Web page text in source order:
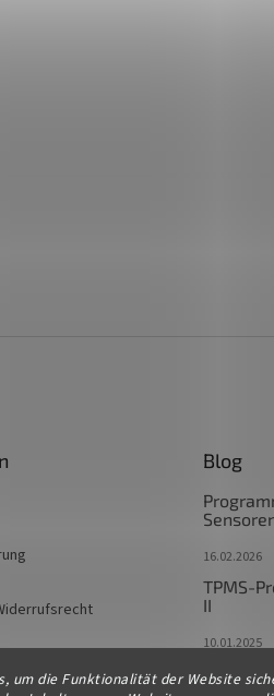
um die Funktionalität der Website
Blog
16.02.2026
TPMS-
II
10.01.2025
TPMS-
des